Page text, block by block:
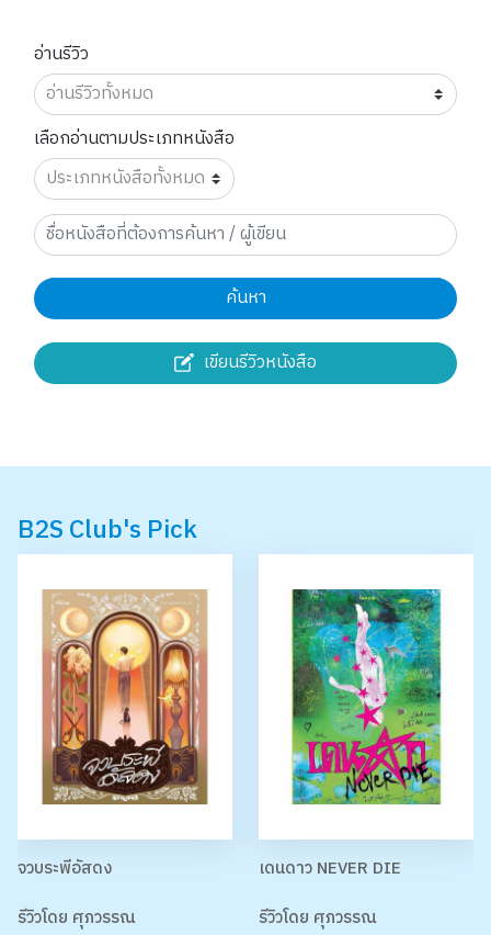
อ่านรีวิว
เลือกอ่านตามประเภทหนังสือ
ค้นหา
เขียนรีวิวหนังสือ
B2S Club's Pick
จวบระพีอัสดง
รีวิวโดย ศุภวรรณ
เดนดาว NEVER DIE
รีวิวโดย ศุภวรรณ